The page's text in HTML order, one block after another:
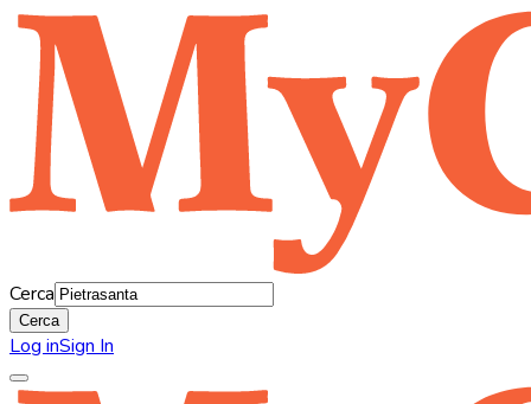
Cerca
Cerca
Log inSign In